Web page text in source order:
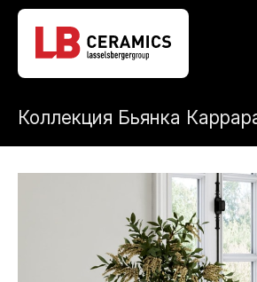
Коллекция Бьянка